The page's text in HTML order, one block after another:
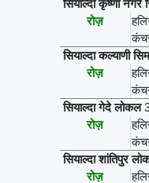
सियाल्दा कृष्णा नगर
रोज़
सियाल्दा कल्याणी
रोज़
सियाल्दा गेदे लोकल
रोज़
सियाल्दा शांतिपुर
रोज़